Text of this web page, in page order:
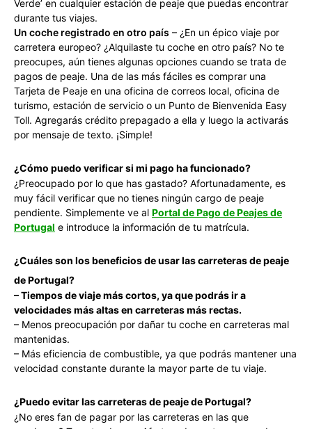
Verde’ en cualquier estación de peaje que puedas encontrar
durante tus viajes.
Un coche registrado en otro país – ¿En un épico viaje por
carretera europeo? ¿Alquilaste tu coche en otro país? No te
preocupes, aún tienes algunas opciones cuando se trata de
pagos de peaje. Una de las más fáciles es comprar una
Tarjeta de Peaje en una oficina de correos local, oficina de
turismo, estación de servicio o un Punto de Bienvenida Easy
Toll. Agregarás crédito prepagado a ella y luego la activarás
por mensaje de texto. ¡Simple!
¿Cómo puedo verificar si mi pago ha funcionado?
¿Preocupado por lo que has gastado? Afortunadamente, es
muy fácil verificar que no tienes ningún cargo de peaje
pendiente. Simplemente ve al Portal de Pago de Peajes de
Portugal e introduce la información de tu matrícula.
¿Cuáles son los beneficios de usar las carreteras de peaje
de Portugal?
– Tiempos de viaje más cortos, ya que podrás ir a
velocidades más altas en carreteras más rectas.
– Menos preocupación por dañar tu coche en carreteras mal
mantenidas.
– Más eficiencia de combustible, ya que podrás mantener una
velocidad constante durante la mayor parte de tu viaje.
¿Puedo evitar las carreteras de peaje de Portugal?
¿No eres fan de pagar por las carreteras en las que